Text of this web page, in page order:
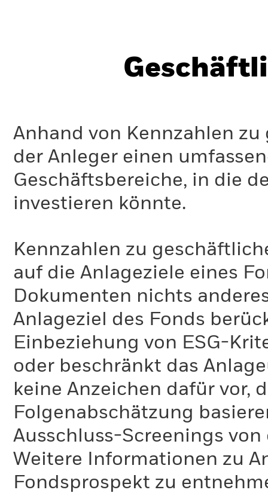
Anhand von Kennzahlen
der Anleger einen
Geschäftsbereiche, in die
investieren könnte.
Kennzahlen zu
auf die Anlageziele eines
Dokumenten nichts
Anlageziel des Fonds
Einbeziehung von ESG-
oder beschränkt das
keine Anzeichen dafür vor,
Folgenabschätzung
Ausschluss-Screenings
Weitere Informationen zu
Fondsprospekt zu